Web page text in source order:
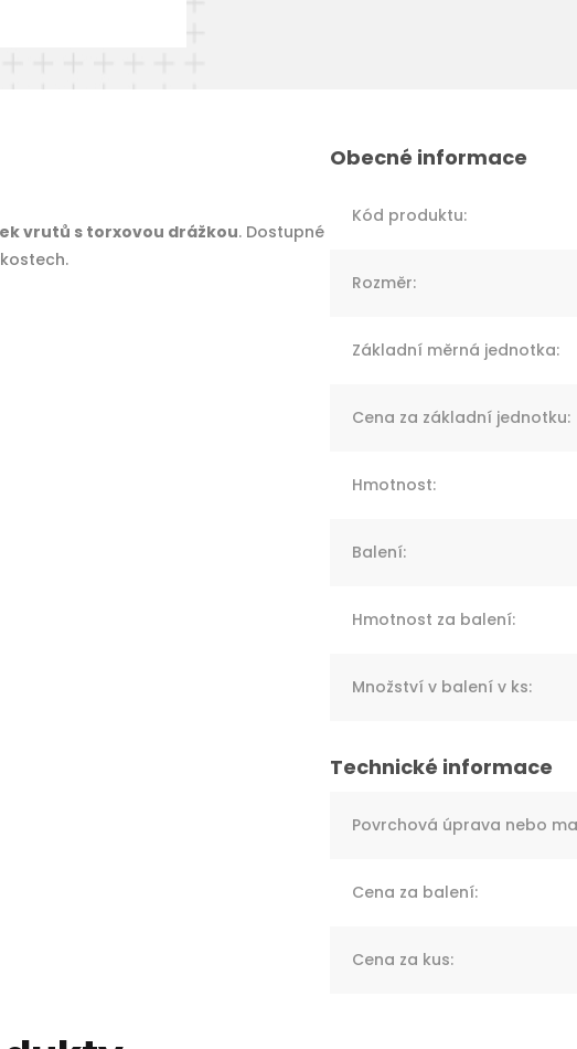
vrutů s torxovou drážkou. Dostupné
Kód produktu:
Rozměr:
Základní měrná jednotka:
Cena za základní jednotku:
Hmotnost:
Balení:
Hmotnost za balení:
Množství v balení v ks:
Povrchová úprava nebo
Cena za balení:
Cena za kus: